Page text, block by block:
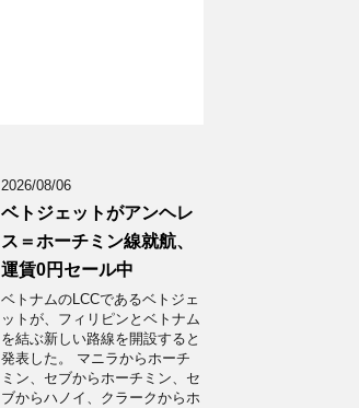
2026/08/06
ベトジェットがアンヘレ
ス＝ホーチミン線就航、
運賃0円セール中
ベトナムのLCCであるベトジェ
ットが、フィリピンとベトナム
を結ぶ新しい路線を開設すると
発表した。 マニラからホーチ
ミン、セブからホーチミン、セ
ブからハノイ、クラークからホ